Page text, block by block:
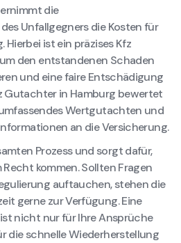
die
Unfallgegners die Kosten für
Hierbei ist ein präzises Kfz
den entstandenen Schaden
und eine faire Entschädigung
Gutachter in Hamburg bewertet
Wertgutachten und
an die Versicherung.
Prozess und sorgt dafür,
Recht kommen. Sollten Fragen
auftauchen, stehen die
gerne zur Verfügung. Eine
nicht nur für Ihre Ansprüche
die schnelle Wiederherstellung